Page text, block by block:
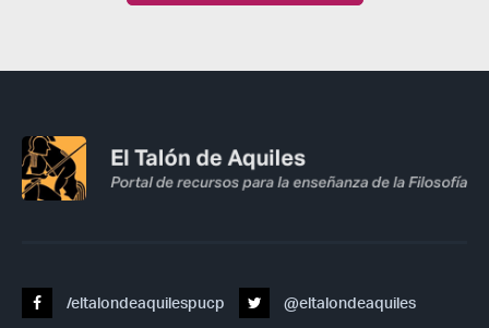
/eltalondeaquilespucp @eltalondeaquiles